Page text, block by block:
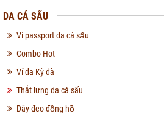
DA CÁ SẤU
Ví passport da cá sấu
Combo Hot
Ví da Kỳ đà
Thắt lưng da cá sấu
Dây đeo đồng hồ